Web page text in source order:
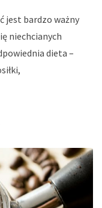
jest bardzo ważny
niechcianych
dieta –